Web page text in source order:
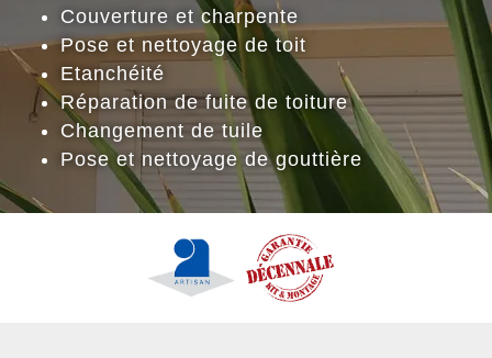
Couverture et charpente
Pose et nettoyage de toit
Etanchéité
Réparation de fuite de toiture
Changement de tuile
Pose et nettoyage de gouttière